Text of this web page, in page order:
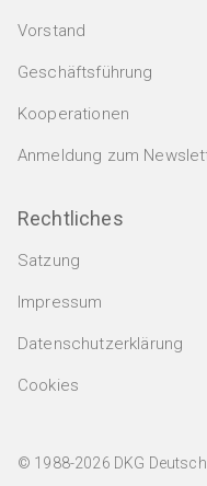
Vorstand
Geschäftsführung
Kooperationen
Anmeldung zum
Rechtliches
Satzung
Impressum
Datenschutzerklärung
Cookies
© 1988-2026 DKG